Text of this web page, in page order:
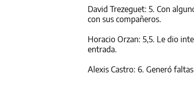
David Trezeguet: 5. Con
con sus compañeros.
Horacio Orzan: 5,5. Le dio
entrada.
Alexis Castro: 6. Generó